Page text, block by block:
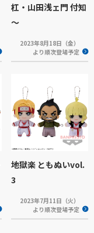
杠・山田浅ェ門 付知
～
2023年8月18日（金）
より順次登場予定
地獄楽 ともぬいvol.
3
2023年7月11日（火）
より順次登場予定